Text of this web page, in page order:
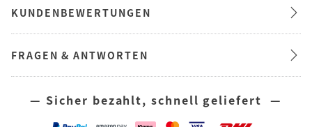
KUNDENBEWERTUNGEN
FRAGEN & ANTWORTEN
— Sicher bezahlt, schnell geliefert —